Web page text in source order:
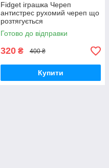
Fidget іграшка Череп
антистрес рухомий череп що
розтягується
Готово до відправки
320 ₴ 400 ₴
Купити